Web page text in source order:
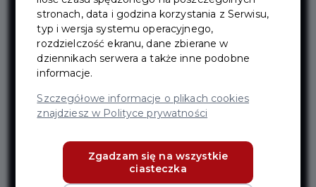
wojewódzkiej
nr 226 - ulica
Fryderyka
Chopina w
Pruszczu
stronach, data i godzina korzystania z Serwisu,
typ i wersja systemu operacyjnego,
rozdzielczość ekranu, dane zbierane w
dziennikach serwera a także inne podobne
informacje.
Szczegółowe informacje o plikach cookies
znajdziesz w Polityce prywatności
Zgadzam się na wszystkie
ciasteczka